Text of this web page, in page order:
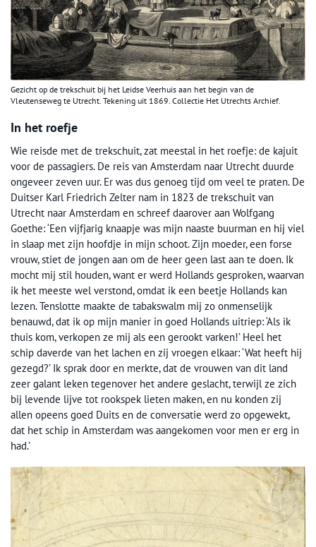
Gezicht op de trekschuit bij het Leidse Veerhuis aan het begin van de
Vleutenseweg te Utrecht. Tekening uit 1869. Collectie Het Utrechts Archief.
In het roefje
Wie reisde met de trekschuit, zat meestal in het roefje: de kajuit
voor de passagiers. De reis van Amsterdam naar Utrecht duurde
ongeveer zeven uur. Er was dus genoeg tijd om veel te praten. De
Duitser Karl Friedrich Zelter nam in 1823 de trekschuit van
Utrecht naar Amsterdam en schreef daarover aan Wolfgang
Goethe: ‘Een vijfjarig knaapje was mijn naaste buurman en hij viel
in slaap met zijn hoofdje in mijn schoot. Zijn moeder, een forse
vrouw, stiet de jongen aan om de heer geen last aan te doen. Ik
mocht mij stil houden, want er werd Hollands gesproken, waarvan
ik het meeste wel verstond, omdat ik een beetje Hollands kan
lezen. Tenslotte maakte de tabakswalm mij zo onmenselijk
benauwd, dat ik op mijn manier in goed Hollands uitriep: ‘Als ik
thuis kom, verkopen ze mij als een gerookt varken!’ Heel het
schip daverde van het lachen en zij vroegen elkaar: ‘Wat heeft hij
gezegd?’ Ik sprak door en merkte, dat de vrouwen van dit land
zeer galant leken tegenover het andere geslacht, terwijl ze zich
bij levende lijve tot rookspek lieten maken, en nu konden zij
allen opeens goed Duits en de conversatie werd zo opgewekt,
dat het schip in Amsterdam was aangekomen voor men er erg in
had.’